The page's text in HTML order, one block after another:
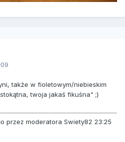
także w fioletowym/niebieskim
twoja jakaś fikuśna" ;)
przez moderatora Swiety82 23:25